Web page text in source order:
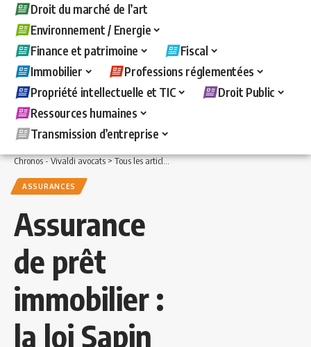
Droit du marché de l’art
Environnement / Energie
Finance et patrimoine
Fiscal
Immobilier
Professions réglementées
Propriété intellectuelle et TIC
Droit Public
Ressources humaines
Transmission d’entreprise
Chronos - Vivaldi avocats>Tous les articles >Banque / Crédit>Assurances>
ASSURANCES
Assurance
de prêt
immobilier :
la loi Sapin